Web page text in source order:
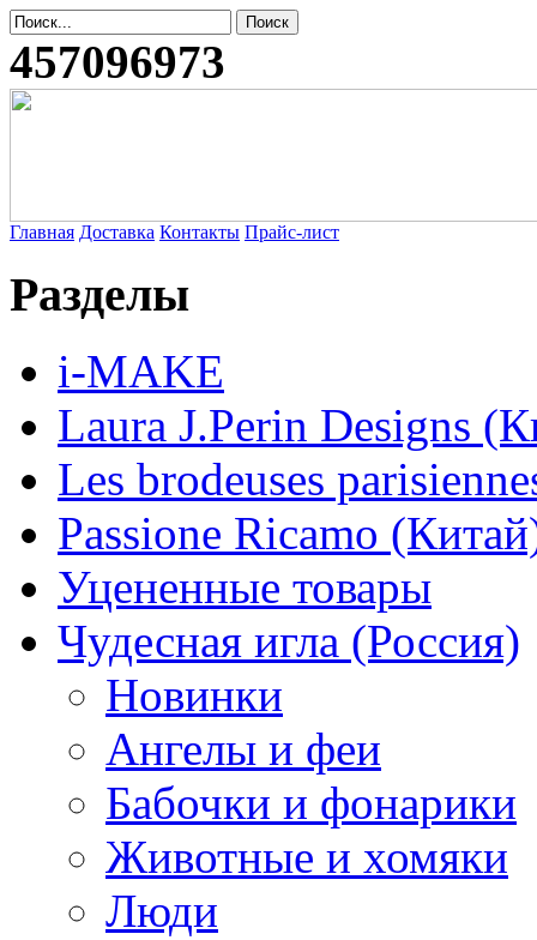
457096973
Главная Доставка Контакты Прайс-лист
Разделы
i-MAKE
Laura J.Perin Designs
Les brodeuses
Passione Ricamo
Уцененные товары
Чудесная игла (Россия)
Новинки
Ангелы и феи
Бабочки и фонарики
Животные и хомяки
Люди